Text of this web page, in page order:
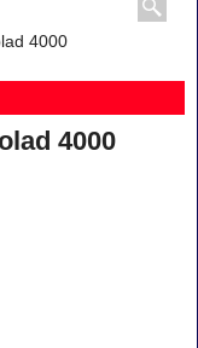
4000
4000